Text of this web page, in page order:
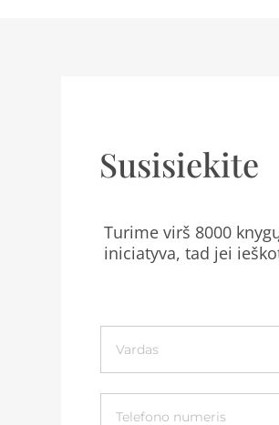
Susisiekite
Turime virš 8000
iniciatyva, tad jei